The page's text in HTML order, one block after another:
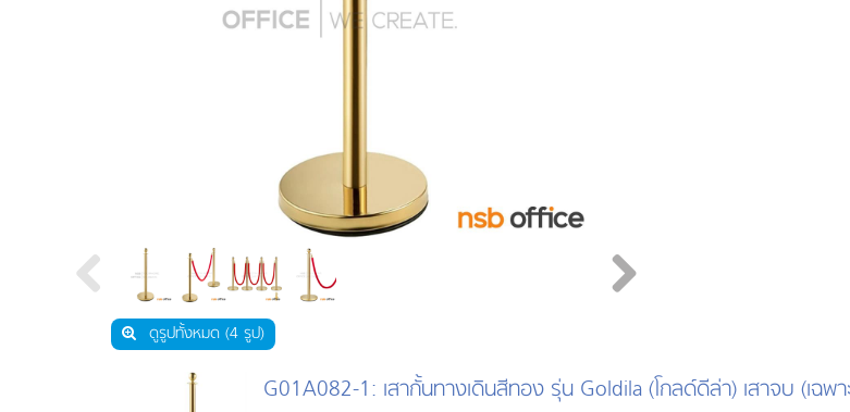
เฟอร์นิเจอร์อื่นๆ
ชุดห้องครัวสำเร็จรูป
อะไหล่เฟอร์นิเจอร์
ดูรูปทั้งหมด (4 รูป)
G01A082-1: เสากั้นทางเดินสีทอง รุ่น Goldila (โกลด์ดีล่า) เสาจบ (เฉพ